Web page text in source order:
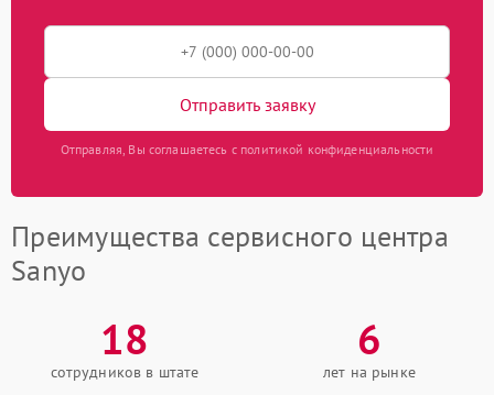
Отправить заявку
Отправляя, Вы соглашаетесь с политикой конфиденциальности
Преимущества сервисного центра
Sanyo
18
сотрудников в штате
6
лет на рынке